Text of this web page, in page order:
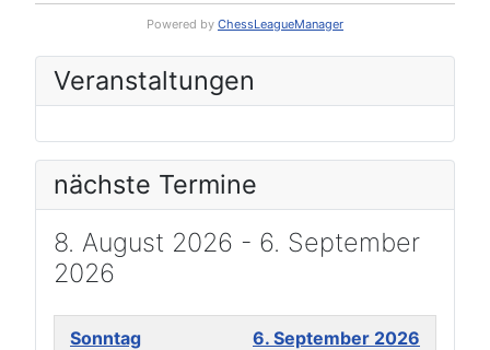
Powered by ChessLeagueManager
Veranstaltungen
nächste Termine
8. August 2026 - 6. September
2026
Sonntag 6. September 2026